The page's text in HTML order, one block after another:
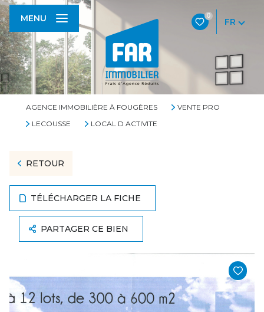
0
FR
MENU
AGENCE IMMOBILIÈRE À FOUGÈRES
VENTE PRO
LECOUSSE
LOCAL D ACTIVITE
RETOUR
TÉLÉCHARGER LA FICHE
PARTAGER CE BIEN